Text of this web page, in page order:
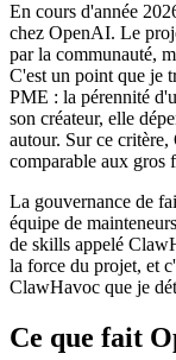
En cours d'année
chez OpenAI. Le
par la communauté,
C'est un point que je
PME : la pérennité
son créateur, elle
autour. Sur ce critère,
comparable aux gros
La gouvernance de
équipe de
de skills appelé
la force du projet, et
ClawHavoc que je
Ce que fait